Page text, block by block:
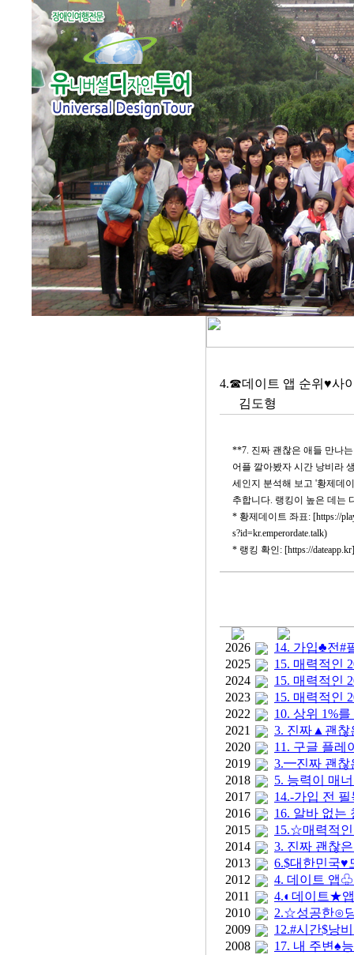
4.☎데이트 앱 순위♥사
김도형
**7. 진짜 괜찮은 애들 만나
어플 깔아봤자 시간 낭비라
세인지 분석해 보고 '황제데
추합니다. 랭킹이 높은 데는
* 황제데이트 좌표: [https://
s?id=kr.emperordate.talk)
* 랭킹 확인: [https://
2026
14. 가입♣전#
2025
15. 매력적인
2024
15. 매력적인
2023
15. 매력적인
2022
10. 상위 1%
2021
3. 진짜▲괜찮
2020
11. 구글 플레
2019
3.━진짜 괜찮
2018
5. 능력이 매
2017
14.-가입 전
2016
16. 알바 없
2015
15.☆매력적
2014
3. 진짜 괜찮
2013
6.$대한민국
2012
4. 데이트 앱
2011
4.◐데이트★
2010
2.☆성공한⊙
2009
12.#시간$낭
2008
17. 내 주변♠